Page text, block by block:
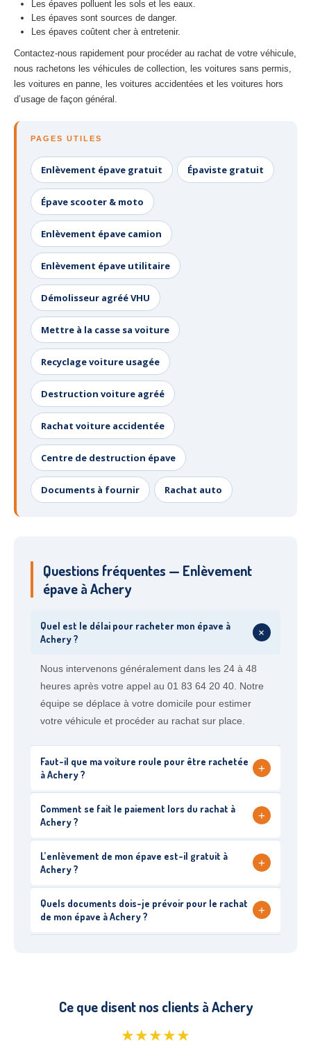
Les épaves polluent les sols et les eaux.
Les épaves sont sources de danger.
Les épaves coûtent cher à entretenir.
Contactez-nous rapidement pour procéder au rachat de votre véhicule,
nous rachetons les véhicules de collection, les voitures sans permis,
les voitures en panne, les voitures accidentées et les voitures hors
d’usage de façon général.
PAGES UTILES
Enlèvement épave gratuit Épaviste gratuit
Épave scooter & moto
Enlèvement épave camion
Enlèvement épave utilitaire
Démolisseur agréé VHU
Mettre à la casse sa voiture
Recyclage voiture usagée
Destruction voiture agréé
Rachat voiture accidentée
Centre de destruction épave
Documents à fournir Rachat auto
Questions fréquentes — Enlèvement
épave à Achery
Quel est le délai pour racheter mon épave à
Achery ?
+
Nous intervenons généralement dans les 24 à 48
heures après votre appel au 01 83 64 20 40. Notre
équipe se déplace à votre domicile pour estimer
votre véhicule et procéder au rachat sur place.
Faut-il que ma voiture roule pour être rachetée
à Achery ?
+
Comment se fait le paiement lors du rachat à
Achery ?
+
L’enlèvement de mon épave est-il gratuit à
Achery ?
+
Quels documents dois-je prévoir pour le rachat
de mon épave à Achery ?
+
Ce que disent nos clients à Achery
★★★★★